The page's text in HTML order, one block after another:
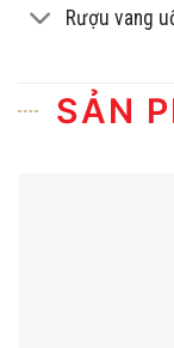
Rượu vang
SẢN